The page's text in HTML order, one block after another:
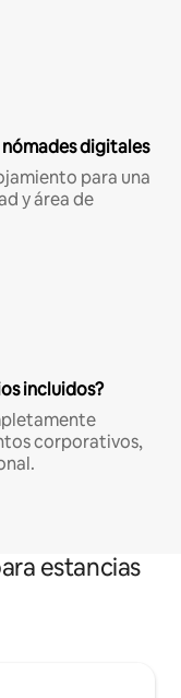
digitales
para una
y área de
incluidos?
corporativos,
estancias